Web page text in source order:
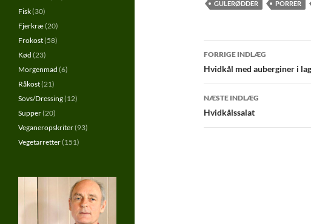
GULERØDDER PORRER
FORRIGE INDLÆG
Hvidkål med auberginer i lag
NÆSTE INDLÆG
Hvidkålssalat
Fisk(30)
Fjerkræ(20)
Frokost(58)
Kød (23)
Morgenmad (6)
Råkost(21)
Sovs/Dressing(12)
Supper(20)
Veganeropskriter(93)
Vegetarretter(151)